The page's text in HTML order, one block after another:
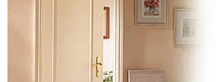
Hệ thống showroom Kingdoor